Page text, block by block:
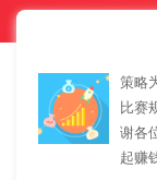
策略
比赛
谢各
起赚